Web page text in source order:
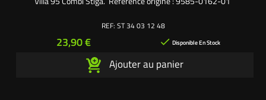
REF: ST 34 03 12 48
Prix
23,90 €  Disponible En Stock
Ajouter au panier